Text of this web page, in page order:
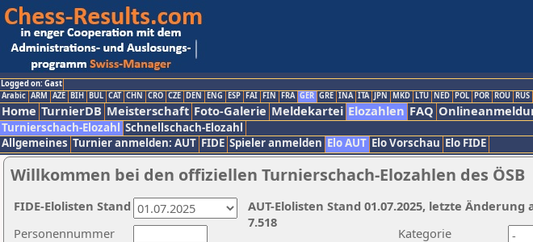
Logged on: Gast
Arabic ARM AZE BIH BUL CAT CHN CRO CZE DEN ENG ESP FAI FIN FRA GER GRE INA ITA JPN MKD LTU NED POL POR ROU RUS
Home TurnierDB Meisterschaft Foto-Galerie Meldekartei Elozahlen FAQ
Turnierschach-Elozahl Schnellschach-Elozahl
Allgemeines Turnier anmelden: AUT FIDE Spieler anmelden Elo AUT Elo Vorschau Elo FIDE
Willkommen bei den offiziellen Turnierschach-Elozahlen des ÖSB
Kategorie
Personennummer
AUT-Elolisten Stand 01.07.2025, letzte
7.518
FIDE-Elolisten Stand